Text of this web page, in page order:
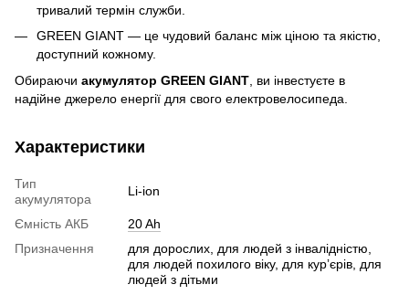
тривалий термін служби.
GREEN GIANT — це чудовий баланс між ціною та якістю,
доступний кожному.
Обираючи акумулятор GREEN GIANT , ви інвестуєте в
надійне джерело енергії для свого електровелосипеда.
Характеристики
Тип
акумулятора
Li-ion
Ємність АКБ
20 Ah
Призначення
для дорослих, для людей з інвалідністю,
для людей похилого віку, для курʼєрів, для
людей з дітьми